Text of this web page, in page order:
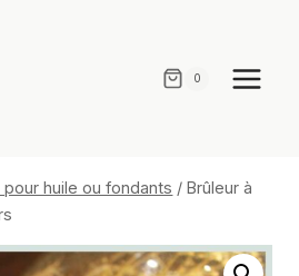
0
pour huile ou fondants / Brûleur à